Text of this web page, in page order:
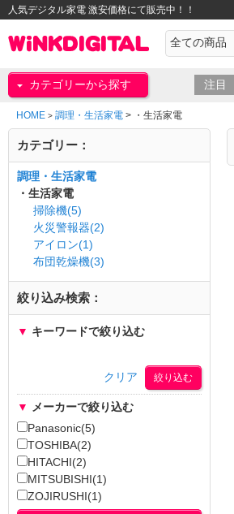
人気デジタル家電 激安価格にて販売中！！
カテゴリーから探す 注目
HOME > 調理・生活家電 > ・生活家電
カテゴリー：
調理・生活家電
・生活家電
掃除機(5)
火災警報器(2)
アイロン(1)
布団乾燥機(3)
絞り込み検索：
▼ キーワードで絞り込む
クリア
▼ メーカーで絞り込む
Panasonic(5)
TOSHIBA(2)
HITACHI(2)
MITSUBISHI(1)
ZOJIRUSHI(1)